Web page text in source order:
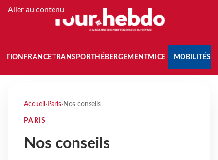
Aller au contenu
FRANCETRANSPORT HÉBERGEMENTMICE MOBILITÉS
Accueil › Paris› Nos conseils
PARIS
Nos conseils